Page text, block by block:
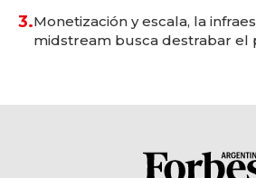
3.Monetización y escala, la
midstream busca destrabar el